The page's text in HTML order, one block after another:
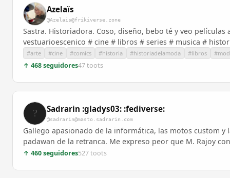
Azelaïs
@Azelais@frikiverse.zone
Sastra. Historiadora. Coso, diseño, bebo té y veo
vestuarioescenico # cine # libros # series # musica #
#arte #cine #comics #historia #historiadelamoda #libros
↑ 468 seguidores47 toots
Sadrarin :gladys03: :fediverse:
@sadrarin@masto.sadrarin.com
Gallego apasionado de la informática, las motos custom
padawan de la retranca. Me expreso peor que M. Rajoy
↑ 460 seguidores527 toots